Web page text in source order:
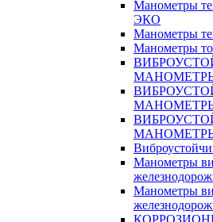
Манометры
ЭКО
Манометры
Манометры
МАНОМЕТРЫ
МАНОМЕТРЫ
Манометры
Манометры